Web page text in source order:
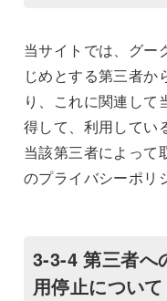
当サイトでは、グー
じめとする第三者か
り、これに関連し
得して、利用してい
当該第三者によって
のプライバシーポリ
3-3-4 第三者へ
用停止について